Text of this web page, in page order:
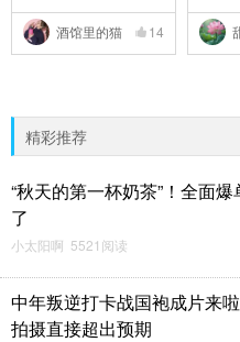
酒馆里的猫 14
精彩推荐
“秋天的第一杯奶茶”！全面
了
小太阳啊 5521阅读
中年叛逆打卡战国袍成片来
拍摄直接超出预期